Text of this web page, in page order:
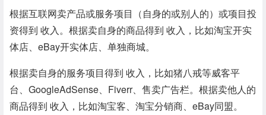
根据互联网卖产品或服务项目（自身的或别人的）或项目投
资得到 收入。根据卖自身的商品得到 收入，比如淘宝开实
体店、eBay开实体店、单独商城。
根据卖自身的服务项目得到 收入，比如猪八戒等威客平
台、GoogleAdSense、Fiverr、售卖广告栏。根据卖他人的
商品得到 收入，比如淘宝客、淘宝分销商、eBay同盟。